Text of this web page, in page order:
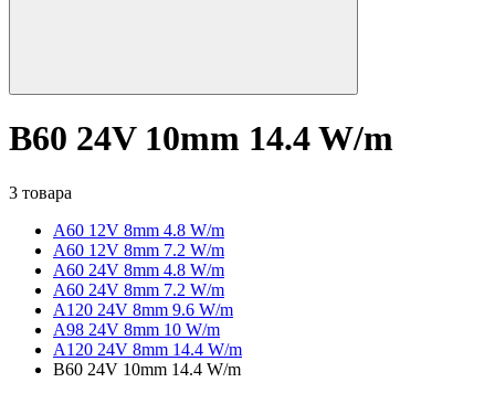
B60 24V 10mm 14.4 W/m
3 товара
A60 12V 8mm 4.8 W/m
A60 12V 8mm 7.2 W/m
A60 24V 8mm 4.8 W/m
A60 24V 8mm 7.2 W/m
A120 24V 8mm 9.6 W/m
A98 24V 8mm 10 W/m
A120 24V 8mm 14.4 W/m
B60 24V 10mm 14.4 W/m